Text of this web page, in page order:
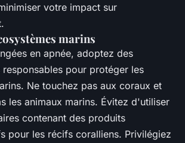
votre impact sur
marins
en apnée, adoptez des
pour protéger les
Ne touchez pas aux coraux et
les animaux marins. Évitez d'utiliser
contenant des produits
pour les récifs coralliens. Privilégiez